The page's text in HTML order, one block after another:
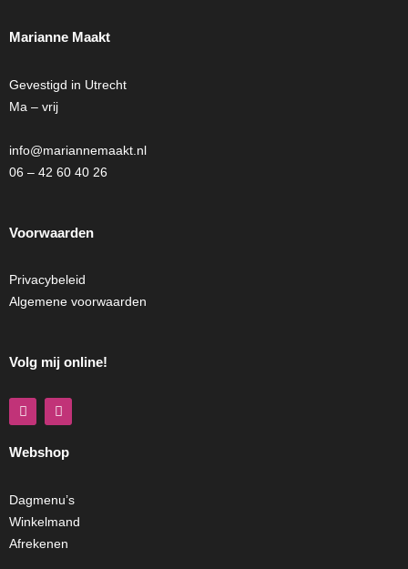
Marianne Maakt
Gevestigd in Utrecht
Ma – vrij
info@mariannemaakt.nl
06 – 42 60 40 26
Voorwaarden
Privacybeleid
Algemene voorwaarden
Volg mij online!
F
a
c
e
b
k
I
n
s
a
a
Webshop
Dagmenu’s
Winkelmand
Afrekenen